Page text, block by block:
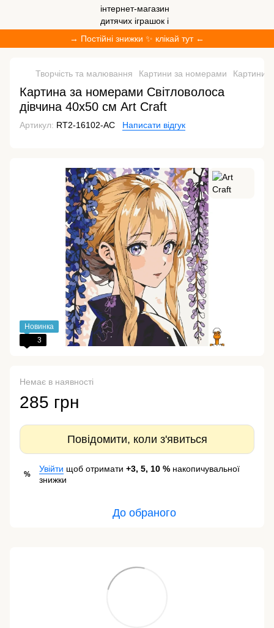
→ Постійні знижки ✨ клікай тут ←
Творчість та малювання Картини за номерами Картини
Картина за номерами Світловолоса
дівчина 40х50 см Art Craft
Артикул: RT2-16102-AC Написати відгук
Новинка
3
Немає в наявності
285 грн
Повідомити, коли з'явиться
%
Увійти щоб отримати +3, 5, 10 % накопичувальної
знижки
До обраного